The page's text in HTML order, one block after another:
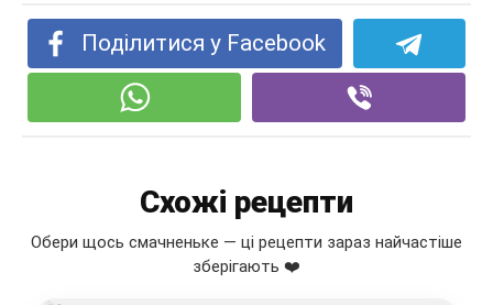
Поділитися у Facebook
Схожі рецепти
Обери щось смачненьке — ці рецепти зараз найчастіше
зберігають ❤️